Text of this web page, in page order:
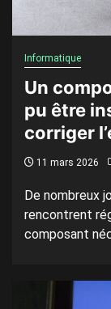
Informatique
Un
pu être
corriger
11 mars 2026
De nombreux
rencontrent
composant